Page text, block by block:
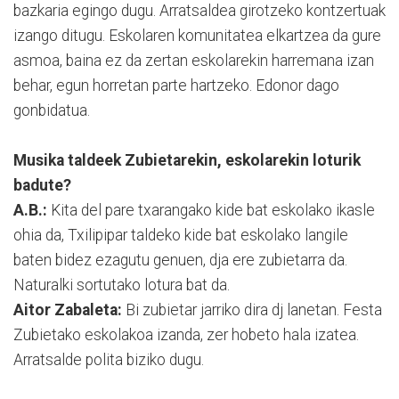
bazkaria egingo dugu. Arratsaldea girotzeko kontzertuak
izango ditugu. Eskolaren komunitatea elkartzea da gure
asmoa, baina ez da zertan eskolarekin harremana izan
behar, egun horretan parte hartzeko. Edonor dago
gonbidatua.
Musika taldeek Zubietarekin, eskolarekin loturik
badute?
A.B.: Kita del pare txarangako kide bat eskolako ikasle
ohia da, Txilipipar taldeko kide bat eskolako langile
baten bidez ezagutu genuen, dja ere zubietarra da.
Naturalki sortutako lotura bat da.
Aitor Zabaleta: Bi zubietar jarriko dira dj lanetan. Festa
Zubietako eskolakoa izanda, zer hobeto hala izatea.
Arratsalde polita biziko dugu.